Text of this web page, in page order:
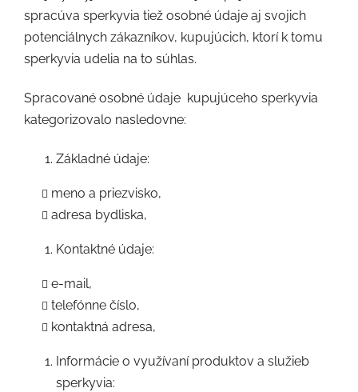
spracúva sperkyvia tiež osobné údaje aj svojich
potenciálnych zákazníkov, kupujúcich, ktorí k tomu
sperkyvia udelia na to súhlas.
Spracované osobné údaje kupujúceho sperkyvia
kategorizovalo nasledovne:
Základné údaje:
meno a priezvisko,
adresa bydliska,
Kontaktné údaje:
e-mail,
telefónne číslo,
kontaktná adresa,
Informácie o využívaní produktov a služieb
sperkyvia: